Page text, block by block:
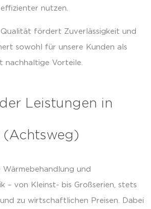
nutzen.
fördert Zuverlässigkeit und
sowohl für unsere Kunden als
nachhaltige Vorteile.
Leistungen in
(Achtsweg)
Wärmebehandlung und
– von Kleinst- bis Großserien, stets
zu wirtschaftlichen Preisen. Dabei